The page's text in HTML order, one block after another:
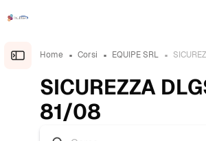
Open the sidebar
Home Corsi EQUIPE SRL
SICUREZZA
81/08